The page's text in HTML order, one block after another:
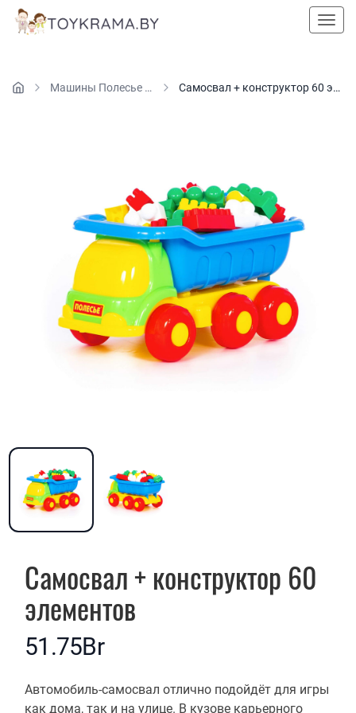
Машины Полесье и Stellar Самосвал + конструктор 60 элементов
Самосвал + конструктор 60
элементов
51.75Br
Описание
Автомобиль-самосвал отлично подойдёт для игры
как дома, так и на улице. В кузове карьерного